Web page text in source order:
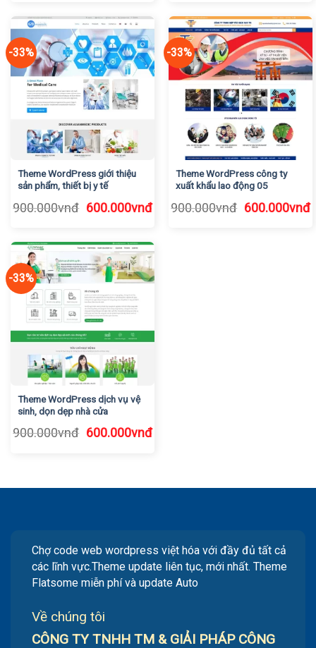
800.000vnđ.là:
600.000vnđ.
900.000vnđ.
-33%
Theme WordPress giới thiệu
sản phẩm, thiết bị y tế
900.000vnđ Giá
900.000vnđ.
600.000vnđGiá
là:
600.000vnđ.
-33%
Theme WordPress công ty
xuất khẩu lao động 05
900.000vnđ Giá
600.000vnđ
-33%
Theme WordPress dịch vụ vệ
sinh, dọn dẹp nhà cửa
900.000vnđ Giá
600.000vnđGiá
Chợ code web wordpress việt hóa với đầy đủ tất cả
các lĩnh vực.Theme update liên tục, mới nhất. Theme
Flatsome miễn phí và update Auto
Về chúng tôi
CÔNG TY TNHH TM & GIẢI PHÁP CÔNG